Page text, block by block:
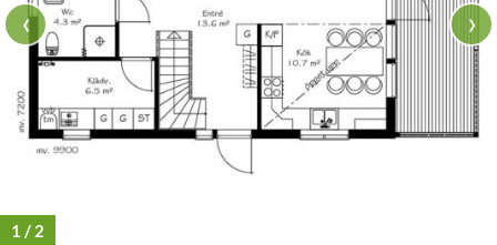
1 / 2
‹ ›